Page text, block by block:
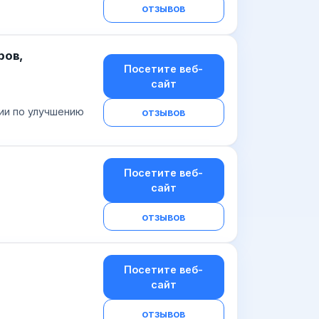
отзывов
по улучшению
Посетите веб-
сайт
отзывов
Посетите веб-
сайт
отзывов
Посетите веб-
сайт
отзывов